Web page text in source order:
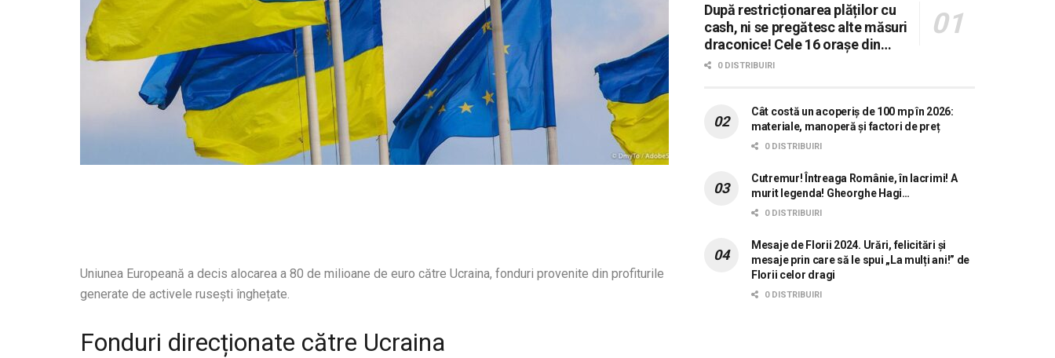
Uniunea Europeană a decis alocarea a 80 de milioane de euro către Ucraina, fonduri provenite din profiturile
generate de activele rusești înghețate.
Fonduri direcționate către Ucraina
După restricționarea plăților cu
cash, ni se pregătesc alte măsuri
draconice! Cele 16 orașe din
România în care se dorește
0 DISTRIBUIRI
Cât costă un acoperiș de 100 mp în 2026:
materiale, manoperă și factori de preț
0 DISTRIBUIRI
Cutremur! Întreaga Românie, în lacrimi! A
murit legenda! Gheorghe Hagi…
0 DISTRIBUIRI
Mesaje de Florii 2024. Urări, felicitări și
mesaje prin care să le spui „La mulți ani!” de
Florii celor dragi
0 DISTRIBUIRI